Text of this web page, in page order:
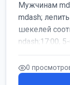
Мужчинам
mdash;
шекелей
ndash;17:00,
дор...
0